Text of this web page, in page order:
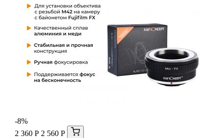
-8%
2 360 Р 2 560 Р